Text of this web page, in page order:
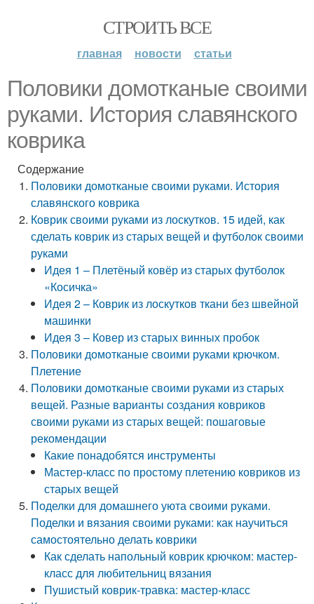
СТРОИТЬ ВСЕ
главная новости статьи
Половики домотканые своими
руками. История славянского
коврика
Содержание
Половики домотканые своими руками. История
славянского коврика
Коврик своими руками из лоскутков. 15 идей, как
сделать коврик из старых вещей и футболок своими
руками
Идея 1 – Плетёный ковёр из старых футболок
«Косичка»
Идея 2 – Коврик из лоскутков ткани без швейной
машинки
Идея 3 – Ковер из старых винных пробок
Половики домотканые своими руками крючком.
Плетение
Половики домотканые своими руками из старых
вещей. Разные варианты создания ковриков
своими руками из старых вещей: пошаговые
рекомендации
Какие понадобятся инструменты
Мастер-класс по простому плетению ковриков из
старых вещей
Поделки для домашнего уюта своими руками.
Поделки и вязания своими руками: как научиться
самостоятельно делать коврики
Как сделать напольный коврик крючком: мастер-
класс для любительниц вязания
Пушистый коврик-травка: мастер-класс